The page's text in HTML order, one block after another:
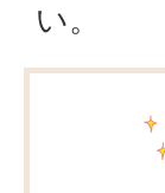
い。